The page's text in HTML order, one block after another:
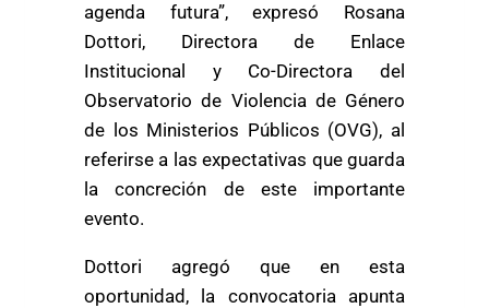
agenda futura”, expresó Rosana
Dottori, Directora de Enlace
Institucional y Co-Directora del
Observatorio de Violencia de Género
de los Ministerios Públicos (OVG), al
referirse a las expectativas que guarda
la concreción de este importante
evento.
Dottori agregó que en esta
oportunidad, la convocatoria apunta